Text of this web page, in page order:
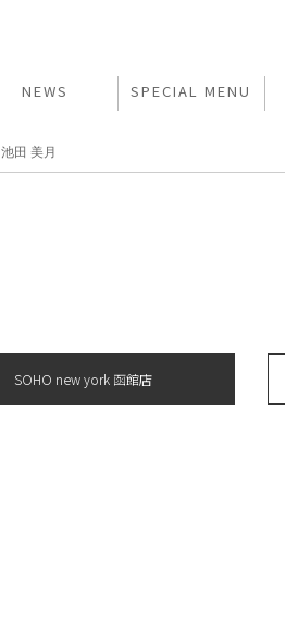
NEWS SPECIAL MENU
池田 美月
SOHO new york 函館店